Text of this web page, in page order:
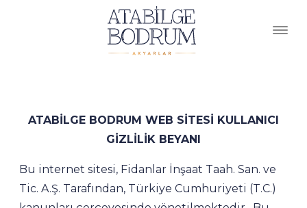
ATABİLGE BODRUM WEB SİTESİ KULLANICI
GİZLİLİK BEYANI
Bu internet sitesi, Fidanlar İnşaat Taah. San. ve
Tic. A.Ş. Tarafından, Türkiye Cumhuriyeti (T.C.)